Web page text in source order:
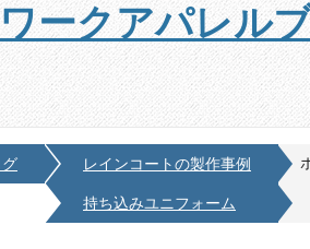
ークアパレル
レインコートの製作事例
持ち込みユニフォーム